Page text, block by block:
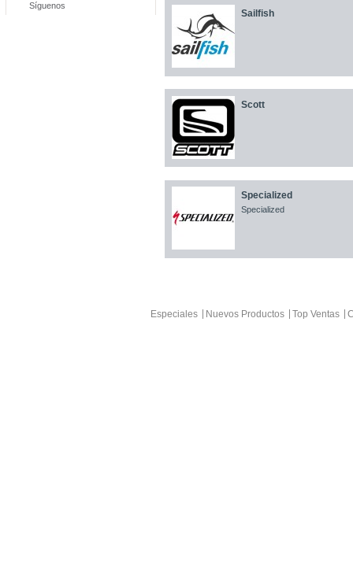
Síguenos
Sailfish
Scott
Specialized
Specialized
Especiales Nuevos Productos Top Ventas